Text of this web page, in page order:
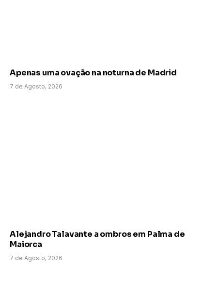
Apenas uma ovação na noturna de Madrid
7 de Agosto, 2026
Alejandro Talavante a ombros em Palma de
Maiorca
7 de Agosto, 2026